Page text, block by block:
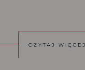
CZYTAJ WIĘCEJ